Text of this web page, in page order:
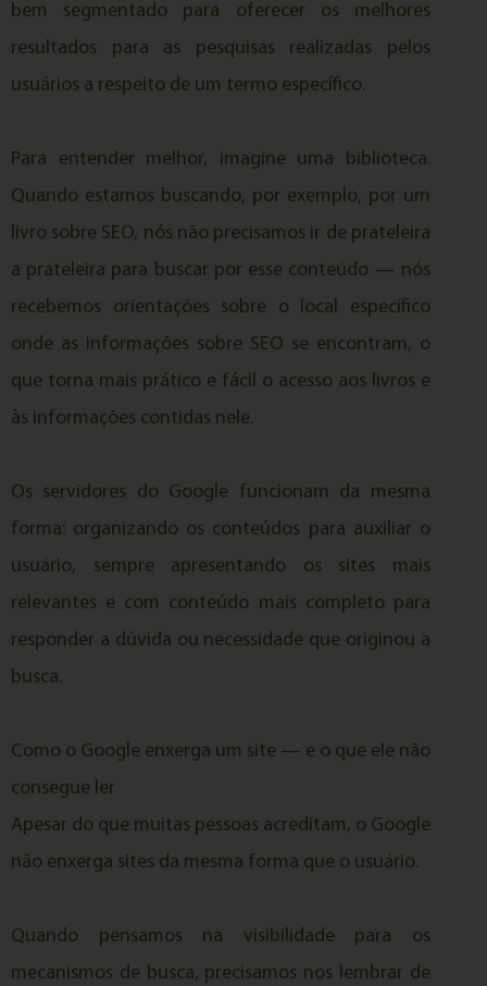
bem segmentado para oferecer os melhores
resultados para as pesquisas realizadas pelos
usuários a respeito de um termo específico.
Para entender melhor, imagine uma biblioteca.
Quando estamos buscando, por exemplo, por um
livro sobre SEO, nós não precisamos ir de prateleira
a prateleira para buscar por esse conteúdo — nós
recebemos orientações sobre o local específico
onde as informações sobre SEO se encontram, o
que torna mais prático e fácil o acesso aos livros e
às informações contidas nele.
Os servidores do Google funcionam da mesma
forma: organizando os conteúdos para auxiliar o
usuário, sempre apresentando os sites mais
relevantes e com conteúdo mais completo para
responder a dúvida ou necessidade que originou a
busca.
Como o Google enxerga um site — e o que ele não
consegue ler
Apesar do que muitas pessoas acreditam, o Google
não enxerga sites da mesma forma que o usuário.
Quando pensamos na visibilidade para os
mecanismos de busca, precisamos nos lembrar de